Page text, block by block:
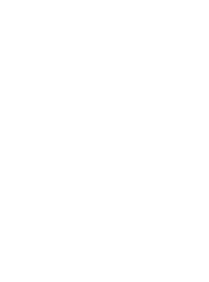
de looptijd het
De opbouw van
en los je weinig af.
en betaal je weinig rente.
zorgt dat de netto-
de looptijd
geïllustreerd.